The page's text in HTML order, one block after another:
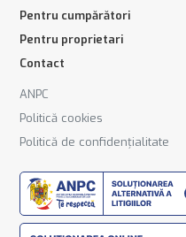
Pentru cumpărători
Pentru proprietari
Contact
ANPC
Politică cookies
Politică de confidențialitate